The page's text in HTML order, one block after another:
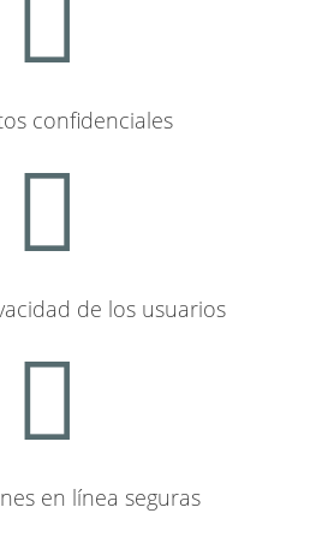
confidenciales
de los usuarios
en línea seguras